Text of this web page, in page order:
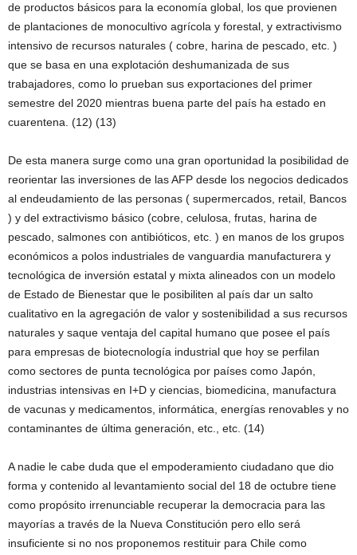
de productos básicos para la economía global, los que provienen
de plantaciones de monocultivo agrícola y forestal, y extractivismo
intensivo de recursos naturales ( cobre, harina de pescado, etc. )
que se basa en una explotación deshumanizada de sus
trabajadores, como lo prueban sus exportaciones del primer
semestre del 2020 mientras buena parte del país ha estado en
cuarentena. (12) (13)
De esta manera surge como una gran oportunidad la posibilidad de
reorientar las inversiones de las AFP desde los negocios dedicados
al endeudamiento de las personas ( supermercados, retail, Bancos
) y del extractivismo básico (cobre, celulosa, frutas, harina de
pescado, salmones con antibióticos, etc. ) en manos de los grupos
económicos a polos industriales de vanguardia manufacturera y
tecnológica de inversión estatal y mixta alineados con un modelo
de Estado de Bienestar que le posibiliten al país dar un salto
cualitativo en la agregación de valor y sostenibilidad a sus recursos
naturales y saque ventaja del capital humano que posee el país
para empresas de biotecnología industrial que hoy se perfilan
como sectores de punta tecnológica por países como Japón,
industrias intensivas en I+D y ciencias, biomedicina, manufactura
de vacunas y medicamentos, informática, energías renovables y no
contaminantes de última generación, etc., etc. (14)
A nadie le cabe duda que el empoderamiento ciudadano que dio
forma y contenido al levantamiento social del 18 de octubre tiene
como propósito irrenunciable recuperar la democracia para las
mayorías a través de la Nueva Constitución pero ello será
insuficiente si no nos proponemos restituir para Chile como